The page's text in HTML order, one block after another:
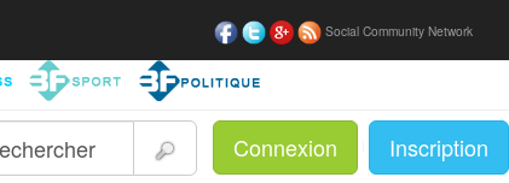
Connexion Inscription
Social Community Network